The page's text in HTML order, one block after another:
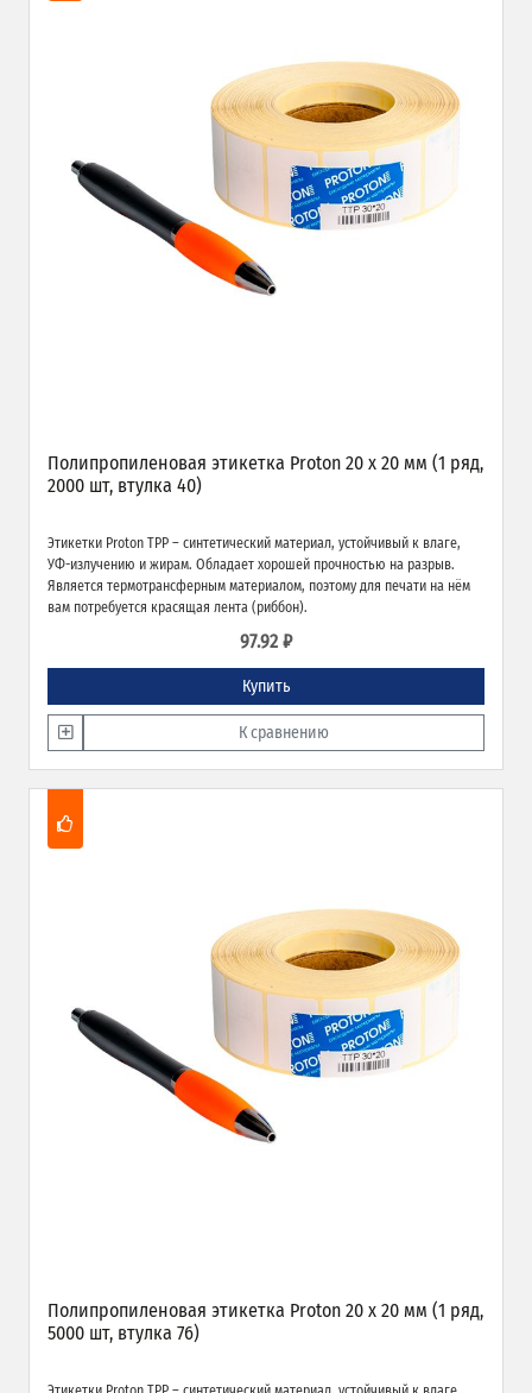
Полипропиленовая этикетка Proton 20 x 20 мм (1 ряд,
2000 шт, втулка 40)
Этикетки Proton TPP – синтетический материал, устойчивый к влаге,
УФ-излучению и жирам. Обладает хорошей прочностью на разрыв.
Является термотрансферным материалом, поэтому для печати на нём
вам потребуется красящая лента (риббон).
97.92 ₽
Купить
К сравнению
Полипропиленовая этикетка Proton 20 x 20 мм (1 ряд,
5000 шт, втулка 76)